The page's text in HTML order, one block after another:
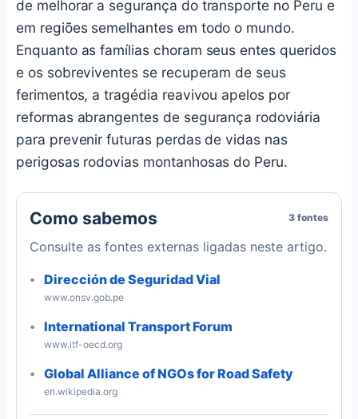
de melhorar a segurança do transporte no Peru e
em regiões semelhantes em todo o mundo.
Enquanto as famílias choram seus entes queridos
e os sobreviventes se recuperam de seus
ferimentos, a tragédia reavivou apelos por
reformas abrangentes de segurança rodoviária
para prevenir futuras perdas de vidas nas
perigosas rodovias montanhosas do Peru.
Como sabemos 3 fontes
Consulte as fontes externas ligadas neste artigo.
Dirección de Seguridad Vial
www.onsv.gob.pe
International Transport Forum
www.itf-oecd.org
Global Alliance of NGOs for Road Safety
en.wikipedia.org